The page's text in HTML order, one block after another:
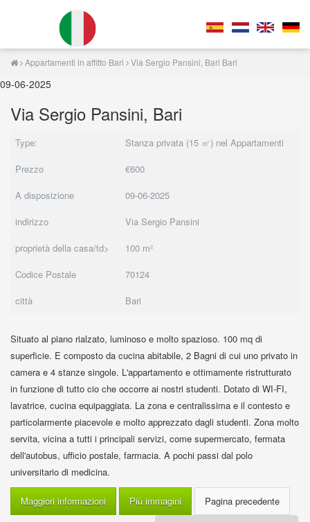
Appartamenti in affitto Bari Via Sergio Pansini, Bari Bari
09-06-2025
Via Sergio Pansini, Bari
Type:
Stanza privata (15 ㎡) nel Appartamenti
Prezzo
€600
A disposizione
09-06-2025
indirizzo
Via Sergio Pansini
proprietà della casa/td>
100 m²
Codice Postale
70124
città
Bari
Situato al piano rialzato, luminoso e molto spazioso. 100 mq di
superficie. E composto da cucina abitabile, 2 Bagni di cui uno privato in
camera e 4 stanze singole. L'appartamento e ottimamente ristrutturato
in funzione di tutto cio che occorre ai nostri studenti. Dotato di WI-FI,
lavatrice, cucina equipaggiata. La zona e centralissima e il contesto e
particolarmente piacevole e molto apprezzato dagli studenti. Zona molto
servita, vicina a tutti i principali servizi, come supermercato, fermata
dell'autobus, ufficio postale, farmacia. A pochi passi dal polo
universitario di medicina.
Maggiori informazioni Più immagini